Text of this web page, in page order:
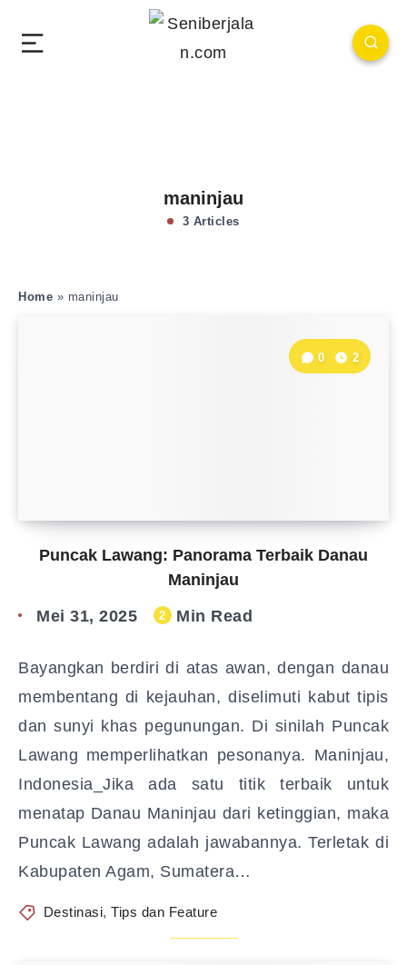
maninjau
3 Articles
Home » maninjau
Puncak Lawang: Panorama Terbaik Danau
Maninjau
0 2
Mei 31, 2025 2 Min Read
Bayangkan berdiri di atas awan, dengan danau
membentang di kejauhan, diselimuti kabut tipis
dan sunyi khas pegunungan. Di sinilah Puncak
Lawang memperlihatkan pesonanya. Maninjau,
Indonesia_Jika ada satu titik terbaik untuk
menatap Danau Maninjau dari ketinggian, maka
Puncak Lawang adalah jawabannya. Terletak di
Kabupaten Agam, Sumatera…
Destinasi, Tips dan Feature